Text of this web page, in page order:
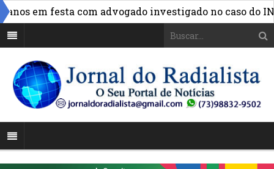
festa com advogado investigado no caso do INSS »